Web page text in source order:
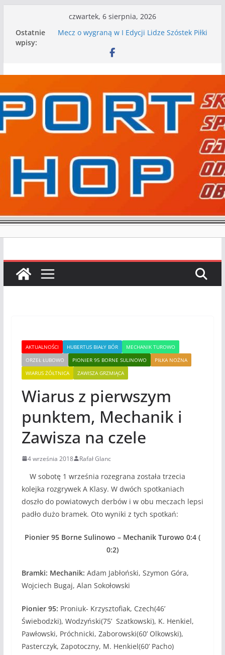
treści
czwartek, 6 sierpnia, 2026
Ostatnie
wpisy:
Mecz o wygraną w I Edycji Lidze Szóstek Piłki
Nasze piłkarskie zespoły w toku przygotowań
Kolejne gry kontrolne naszych piłkarskich
WKS wygrywa pierwszą edycję Ligi Szóstek w
Gwdzie Wielkiej
I mamy kolejne gry kontrolne, piłkarskie
granie przed nami
AKTUALNOŚCI HUBERTUS BIAŁY BÓR
MECHANIK TUROWO
ORZEŁ ŁUBOWO
PIONIER 95 BORNE SULINOWO
PIŁKA NOŻNA
WIARUS ŻÓŁTNICA
ZAWISZA GRZMIĄCA
Wiarus z pierwszym
punktem, Mechanik i
Zawisza na czele
4 września 2018 Rafał Glanc
W sobotę 1 września rozegrana została trzecia
kolejka rozgrywek A Klasy. W dwóch spotkaniach
doszło do powiatowych derbów i w obu meczach lepsi
padło dużo bramek. Oto wyniki z tych spotkań:
Pionier 95 Borne Sulinowo – Mechanik Turowo 0:4 (
0:2)
Bramki: Mechanik: Adam Jabłoński, Szymon Góra,
Wojciech Bugaj, Alan Sokołowski
Pionier 95: Proniuk- Krzysztofiak, Czech(46’
Świebodzki), Wodzyński(75’ Szatkowski), K. Henkiel,
Pawłowski, Próchnicki, Zaborowski(60’ Olkowski),
Pasterczyk, Zapotoczny, M. Henkiel(60’ Pacho)